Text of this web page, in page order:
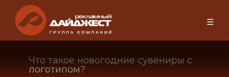
☰
Что такое новогодние сувениры с
логотипом?